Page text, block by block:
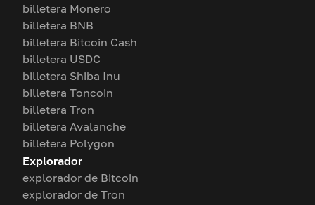
billetera Monero
billetera BNB
billetera Bitcoin Cash
billetera USDC
billetera Shiba Inu
billetera Toncoin
billetera Tron
billetera Avalanche
billetera Polygon
Explorador
explorador de Bitcoin
explorador de Tron